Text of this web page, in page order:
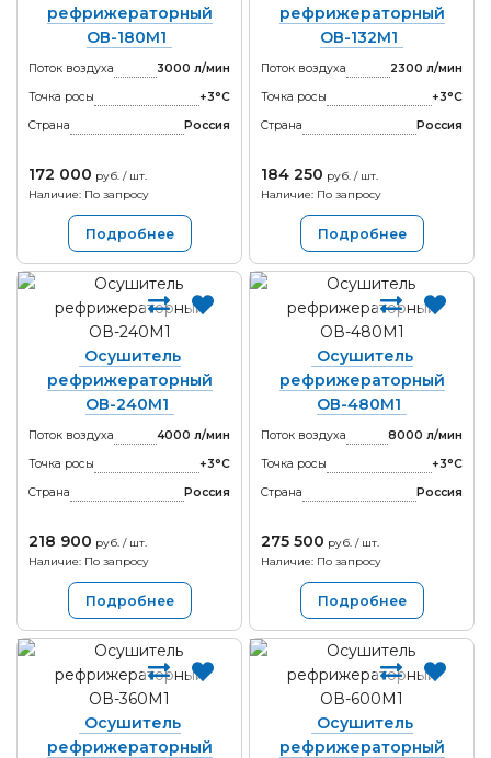
рефрижераторный
ОВ-180М1
Поток воздуха
3000 л/мин
Точка росы
+3°С
Страна
Россия
172 000 руб. / шт.
Наличие: По запросу
Подробнее
рефрижераторный
ОВ-132М1
Поток воздуха
2300 л/мин
Точка росы
+3°С
Страна
Россия
184 250 руб. / шт.
Наличие: По запросу
Подробнее
Осушитель
рефрижераторный
ОВ-240М1
Поток воздуха
4000 л/мин
Точка росы
+3°С
Страна
Россия
218 900 руб. / шт.
Наличие: По запросу
Подробнее
Осушитель
рефрижераторный
ОВ-480М1
Поток воздуха
8000 л/мин
Точка росы
+3°С
Страна
Россия
275 500 руб. / шт.
Наличие: По запросу
Подробнее
Осушитель
рефрижераторный
Осушитель
рефрижераторный